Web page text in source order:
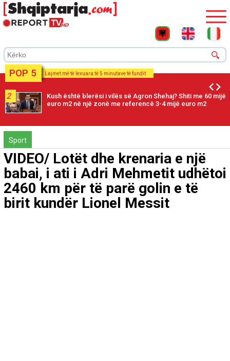
POP 5 Lajmet më të lexuara të 5 minutave të fundit
2
Kush është blerësi i vilës së Agron Shehaj? Shiti me 60 mijë
euro m2 në një zonë me referencë 3-4 mijë euro m2
Sport
VIDEO/ Lotët dhe krenaria e një
babai, i ati i Adri Mehmetit udhëtoi
2460 km për të parë golin e të
birit kundër Lionel Messit